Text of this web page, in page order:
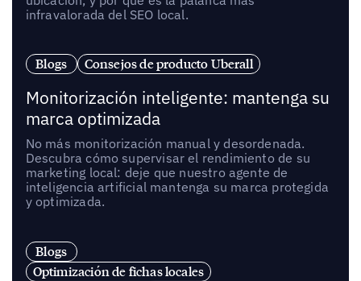
infravalorada del SEO local.
Blogs Consejos de producto Uberall
Monitorización inteligente: mantenga su
marca optimizada
No más monitorización manual y desordenada.
Descubra cómo supervisar el rendimiento de su
marketing local: deje que nuestro agente de
inteligencia artificial mantenga su marca protegida
y optimizada.
Blogs
Optimización de fichas locales